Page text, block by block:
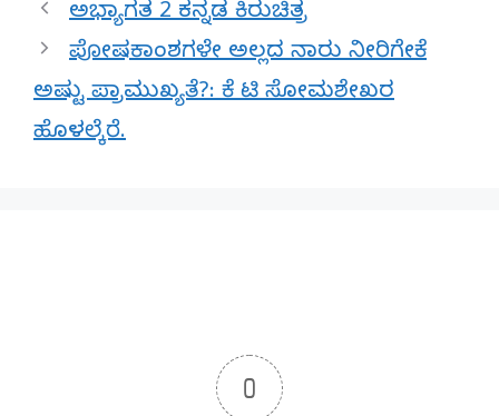
ಅಭ್ಯಾಗತ 2 ಕನ್ನಡ ಕಿರುಚಿತ್ರ
ಪೋಷಕಾಂಶಗಳೇ ಅಲ್ಲದ ನಾರು ನೀರಿಗೇಕೆ
ಅಷ್ಟು ಪ್ರಾಮುಖ್ಯತೆ?: ಕೆ ಟಿ ಸೋಮಶೇಖರ
ಹೊಳಲ್ಕೆರೆ.
0